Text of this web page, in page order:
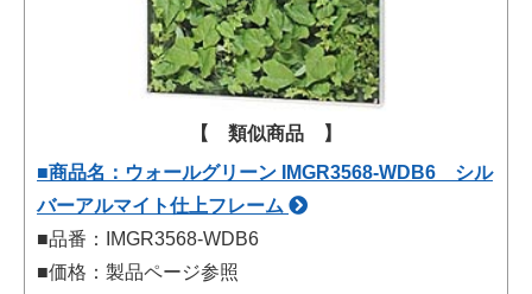
【 類似商品 】
■商品名：ウォールグリーン IMGR3568-WDB6 シル
バーアルマイト仕上フレーム
■品番：IMGR3568-WDB6
■価格：製品ページ参照